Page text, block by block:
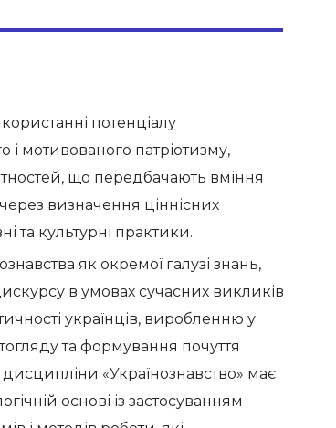
потенціалу
і мотивованого патріотизму,
що передбачають вміння
визначення ціннісних
та культурні практики.
як окремої галузі знань,
в умовах сучасних викликів
українців, виробленню у
та формування почуття
«Українознавство» має
основі із застосуванням